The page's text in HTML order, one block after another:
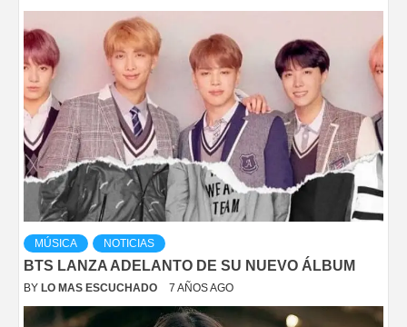
MÚSICA NOTICIAS
BTS LANZA ADELANTO DE SU NUEVO ÁLBUM
BY LO MAS ESCUCHADO 7 AÑOS AGO